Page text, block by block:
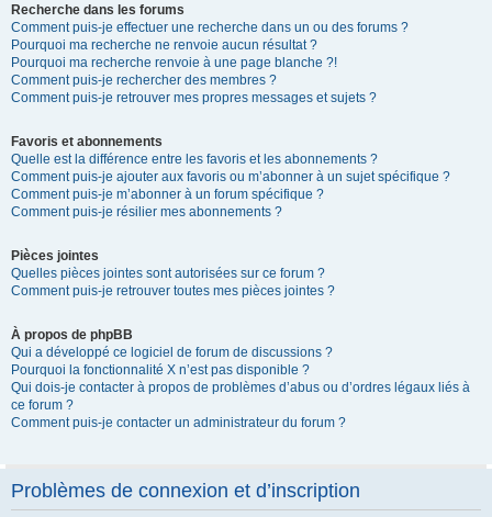
Recherche dans les forums
Comment puis-je effectuer une recherche dans un ou des forums ?
Pourquoi ma recherche ne renvoie aucun résultat ?
Pourquoi ma recherche renvoie à une page blanche ?!
Comment puis-je rechercher des membres ?
Comment puis-je retrouver mes propres messages et sujets ?
Favoris et abonnements
Quelle est la différence entre les favoris et les abonnements ?
Comment puis-je ajouter aux favoris ou m’abonner à un sujet spécifique ?
Comment puis-je m’abonner à un forum spécifique ?
Comment puis-je résilier mes abonnements ?
Pièces jointes
Quelles pièces jointes sont autorisées sur ce forum ?
Comment puis-je retrouver toutes mes pièces jointes ?
À propos de phpBB
Qui a développé ce logiciel de forum de discussions ?
Pourquoi la fonctionnalité X n’est pas disponible ?
Qui dois-je contacter à propos de problèmes d’abus ou d’ordres légaux liés à
ce forum ?
Comment puis-je contacter un administrateur du forum ?
Problèmes de connexion et d’inscription